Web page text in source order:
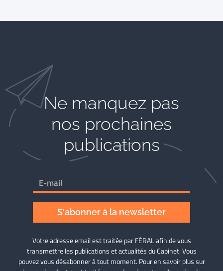
Ne manquez pas
nos prochaines
publications
S'abonner à la newsletter
Votre adresse email est traitée par FÉRAL afin de vous
transmettre les publications et actualités du Cabinet. Vous
pouvez vous désabonner à tout moment. Pour en savoir plus sur